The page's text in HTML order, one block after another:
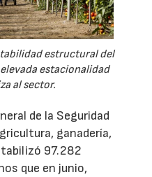
estructural del
estacionalidad
al sector.
de la Seguridad
ganadería,
97.282
que en junio,